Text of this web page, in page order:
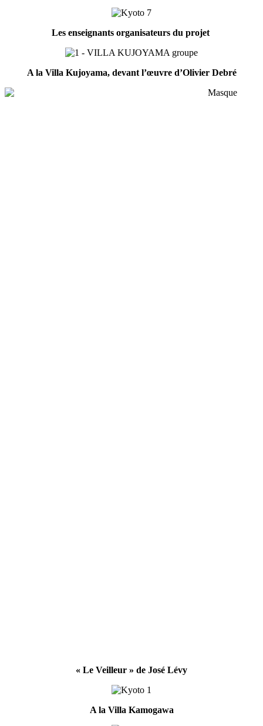
Les enseignants organisateurs du projet
A la Villa Kujoyama, devant l’œuvre d’Olivier Debré
« Le Veilleur » de José Lévy
A la Villa Kamogawa